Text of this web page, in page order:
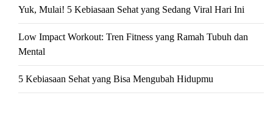
Yuk, Mulai! 5 Kebiasaan Sehat yang Sedang Viral Hari Ini
Low Impact Workout: Tren Fitness yang Ramah Tubuh dan
Mental
5 Kebiasaan Sehat yang Bisa Mengubah Hidupmu